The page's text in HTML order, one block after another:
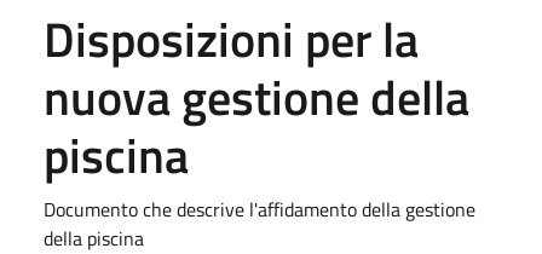
Disposizioni per la
nuova gestione della
piscina
Documento che descrive l'affidamento della gestione
della piscina